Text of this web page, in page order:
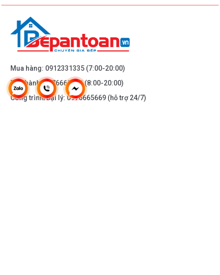
Mua hàng: 0912331335 (7:00-20:00)
Bảo hành:0976665669(8:00-20:00)
Công trình/Đại lý:0976665669 (hỗ trợ 24/7)